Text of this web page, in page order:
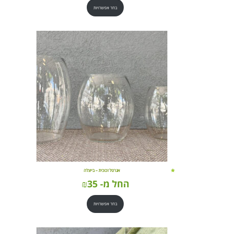
בחר אפשרויות
אגרטל זכוכית – בייצלה
החל מ- ₪35
בחר אפשרויות